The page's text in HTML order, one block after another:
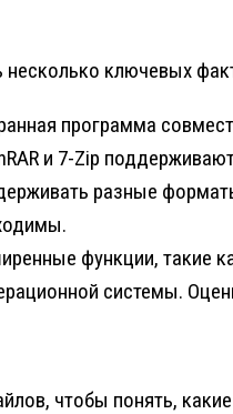
ключевых
программа
и 7-Zip
разные
функции, такие
системы.
чтобы понять,